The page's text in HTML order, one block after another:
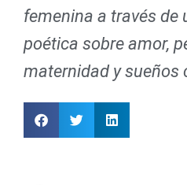
femenina a través de
poética sobre amor,
maternidad y sueños